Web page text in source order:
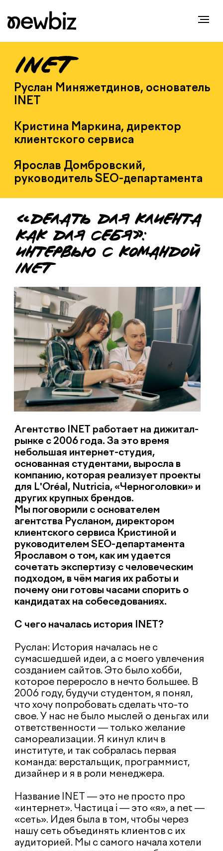
Агентство INET работает на дижитал-
рынке с 2006 года. За это время
небольшая интернет-студия,
основанная студентами, выросла в
компанию, которая реализует проекты
для L'Oréal, Nutricia, «Черноголовки» и
других крупных брендов.
Мы поговорили с основателем
агентства Русланом, директором
клиентского сервиса Кристиной и
руководителем SEO-департамента
Ярославом о том, как им удается
сочетать экспертизу с человеческим
подходом, в чём магия их работы и
кандидатах на собеседованиях.
С чего началась история INET?
Руслан: История началась не с
сумасшедшей идеи, а с моего увлечения
созданием сайтов. Это было хобби,
которое переросло в нечто большее. В
2006 году, будучи студентом, я понял,
что хочу попробовать сделать что-то
свое. У нас не было мыслей о деньгах или
ответственности — только желание
самореализации. Я кинул клич в
институте, и так собралась первая
команда: верстальщик, программист,
дизайнер и я в роли менеджера.
Название INET — это не просто про
«интернет». Частица i — это «я», а net —
нашу сеть объединять клиентов с их
аудиторией. Мы с самого начала хотели
В чём ваша главная суперсила? Что вы
Кристина: Наша суперсила — это
диджитал-услуги с человеческим лицом.
У нас сильный технический бэкграунд и
команда экспертов, но главное, что
отмечают клиенты, — это подвижный,
клиентоориентированный сервис. Мы не
работаем по модели «заказчик—
исполнитель». Мы разделяем
ответственность за проект 50 на 50,
работаем в синергии. Это настоящий
партнерский подход на который мы
всегда стараемся выйти с клиентом.
Наша цель в работе — это рост
отношений с клиентом «заказчик +
исполнитель» в «партнер + партнер», и
это не просто слова.
для клиента как для себя». Это часть
нашего культурного кода. Мы относимся
к бюджету проекта так, как если бы это
были наши собственные деньги, и
стремимся потратить его максимально
эффективно.
Руслан Миняжетдинов, основатель
INET
Кристина Маркина, директор
клиентского сервиса
руководитель SEO-департамента